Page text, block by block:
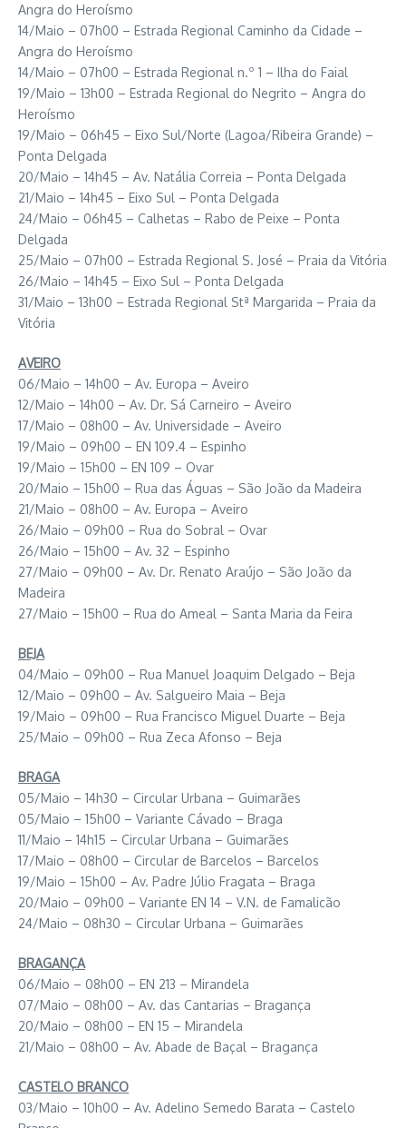
Angra do Heroísmo
14/Maio – 07h00 – Estrada Regional Caminho da Cidade –
Angra do Heroísmo
14/Maio – 07h00 – Estrada Regional n.º 1 – Ilha do Faial
19/Maio – 13h00 – Estrada Regional do Negrito – Angra do
Heroísmo
19/Maio – 06h45 – Eixo Sul/Norte (Lagoa/Ribeira Grande) –
Ponta Delgada
20/Maio – 14h45 – Av. Natália Correia – Ponta Delgada
21/Maio – 14h45 – Eixo Sul – Ponta Delgada
24/Maio – 06h45 – Calhetas – Rabo de Peixe – Ponta
Delgada
25/Maio – 07h00 – Estrada Regional S. José – Praia da Vitória
26/Maio – 14h45 – Eixo Sul – Ponta Delgada
31/Maio – 13h00 – Estrada Regional Stª Margarida – Praia da
Vitória
AVEIRO
06/Maio – 14h00 – Av. Europa – Aveiro
12/Maio – 14h00 – Av. Dr. Sá Carneiro – Aveiro
17/Maio – 08h00 – Av. Universidade – Aveiro
19/Maio – 09h00 – EN 109.4 – Espinho
19/Maio – 15h00 – EN 109 – Ovar
20/Maio – 15h00 – Rua das Águas – São João da Madeira
21/Maio – 08h00 – Av. Europa – Aveiro
26/Maio – 09h00 – Rua do Sobral – Ovar
26/Maio – 15h00 – Av. 32 – Espinho
27/Maio – 09h00 – Av. Dr. Renato Araújo – São João da
Madeira
27/Maio – 15h00 – Rua do Ameal – Santa Maria da Feira
BEJA
04/Maio – 09h00 – Rua Manuel Joaquim Delgado – Beja
12/Maio – 09h00 – Av. Salgueiro Maia – Beja
19/Maio – 09h00 – Rua Francisco Miguel Duarte – Beja
25/Maio – 09h00 – Rua Zeca Afonso – Beja
BRAGA
05/Maio – 14h30 – Circular Urbana – Guimarães
05/Maio – 15h00 – Variante Cávado – Braga
11/Maio – 14h15 – Circular Urbana – Guimarães
17/Maio – 08h00 – Circular de Barcelos – Barcelos
19/Maio – 15h00 – Av. Padre Júlio Fragata – Braga
20/Maio – 09h00 – Variante EN 14 – V.N. de Famalicão
24/Maio – 08h30 – Circular Urbana – Guimarães
BRAGANÇA
06/Maio – 08h00 – EN 213 – Mirandela
07/Maio – 08h00 – Av. das Cantarias – Bragança
20/Maio – 08h00 – EN 15 – Mirandela
21/Maio – 08h00 – Av. Abade de Baçal – Bragança
CASTELO BRANCO
03/Maio – 10h00 – Av. Adelino Semedo Barata – Castelo